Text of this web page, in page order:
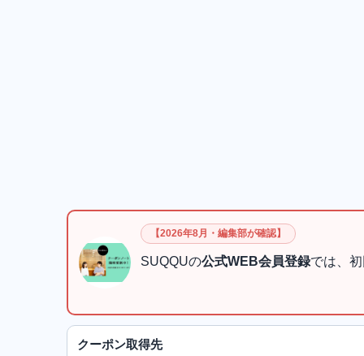
【2026年8月・編集部が確認】
SUQQUの公式WEB会員登録では、
クーポン取得先